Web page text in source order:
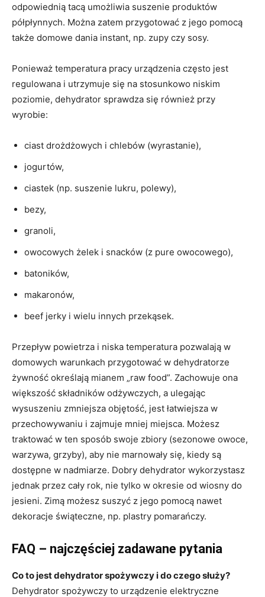
odpowiednią tacą umożliwia suszenie produktów
półpłynnych. Można zatem przygotować z jego pomocą
także domowe dania instant, np. zupy czy sosy.
Ponieważ temperatura pracy urządzenia często jest
regulowana i utrzymuje się na stosunkowo niskim
poziomie, dehydrator sprawdza się również przy
wyrobie:
ciast drożdżowych i chlebów (wyrastanie),
jogurtów,
ciastek (np. suszenie lukru, polewy),
bezy,
granoli,
owocowych żelek i snacków (z pure owocowego),
batoników,
makaronów,
beef jerky i wielu innych przekąsek.
Przepływ powietrza i niska temperatura pozwalają w
domowych warunkach przygotować w dehydratorze
żywność określają mianem „raw food”. Zachowuje ona
większość składników odżywczych, a ulegając
wysuszeniu zmniejsza objętość, jest łatwiejsza w
przechowywaniu i zajmuje mniej miejsca. Możesz
traktować w ten sposób swoje zbiory (sezonowe owoce,
warzywa, grzyby), aby nie marnowały się, kiedy są
dostępne w nadmiarze. Dobry dehydrator wykorzystasz
jednak przez cały rok, nie tylko w okresie od wiosny do
jesieni. Zimą możesz suszyć z jego pomocą nawet
dekoracje świąteczne, np. plastry pomarańczy.
FAQ – najczęściej zadawane pytania
Co to jest dehydrator spożywczy i do czego służy?
Dehydrator spożywczy to urządzenie elektryczne